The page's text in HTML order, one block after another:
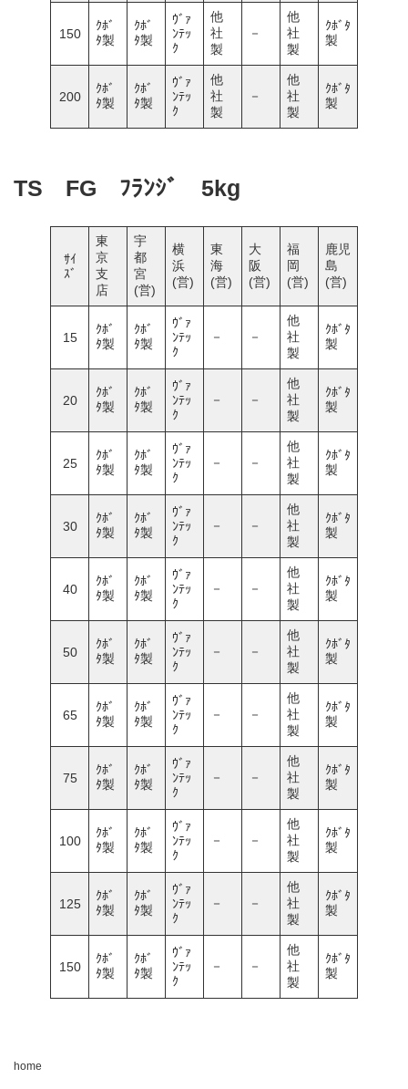
150
ｸﾎﾞ
ﾀ製
ｸﾎﾞ
ﾀ製
ｳﾞｧ
ﾝﾃｯ
ｸ
他
社
製
－
他
社
製
ｸﾎﾞﾀ
製
200
ｸﾎﾞ
ﾀ製
ｸﾎﾞ
ﾀ製
ｳﾞｧ
ﾝﾃｯ
ｸ
他
社
製
－
他
社
製
ｸﾎﾞﾀ
製
TS FG ﾌﾗﾝｼﾞ 5kg
ｻｲ
ｽﾞ
東
京
支
店
宇
都
宮
(営)
横
浜
(営)
東
海
(営)
大
阪
(営)
福
岡
(営)
鹿児
島
(営)
15
ｸﾎﾞ
ﾀ製
ｸﾎﾞ
ﾀ製
ｳﾞｧ
ﾝﾃｯ
ｸ
－ －
他
社
製
ｸﾎﾞﾀ
製
20
ｸﾎﾞ
ﾀ製
ｸﾎﾞ
ﾀ製
ｳﾞｧ
ﾝﾃｯ
ｸ
－ －
他
社
製
ｸﾎﾞﾀ
製
25
ｸﾎﾞ
ﾀ製
ｸﾎﾞ
ﾀ製
ｳﾞｧ
ﾝﾃｯ
ｸ
－ －
他
社
製
ｸﾎﾞﾀ
製
30
ｸﾎﾞ
ﾀ製
ｸﾎﾞ
ﾀ製
ｳﾞｧ
ﾝﾃｯ
ｸ
－ －
他
社
製
ｸﾎﾞﾀ
製
40
ｸﾎﾞ
ﾀ製
ｸﾎﾞ
ﾀ製
ｳﾞｧ
ﾝﾃｯ
ｸ
－ －
他
社
製
ｸﾎﾞﾀ
製
50
ｸﾎﾞ
ﾀ製
ｸﾎﾞ
ﾀ製
ｳﾞｧ
ﾝﾃｯ
ｸ
－ －
他
社
製
ｸﾎﾞﾀ
製
65
ｸﾎﾞ
ﾀ製
ｸﾎﾞ
ﾀ製
ｳﾞｧ
ﾝﾃｯ
ｸ
－ －
他
社
製
ｸﾎﾞﾀ
製
75
ｸﾎﾞ
ﾀ製
ｸﾎﾞ
ﾀ製
ｳﾞｧ
ﾝﾃｯ
ｸ
－ －
他
社
製
ｸﾎﾞﾀ
製
100
ｸﾎﾞ
ﾀ製
ｸﾎﾞ
ﾀ製
ｳﾞｧ
ﾝﾃｯ
ｸ
－ －
他
社
製
ｸﾎﾞﾀ
製
125
ｸﾎﾞ
ﾀ製
ｸﾎﾞ
ﾀ製
ｳﾞｧ
ﾝﾃｯ
ｸ
－ －
他
社
製
ｸﾎﾞﾀ
製
150
ｸﾎﾞ
ﾀ製
ｸﾎﾞ
ﾀ製
ｳﾞｧ
ﾝﾃｯ
ｸ
－ －
他
社
製
ｸﾎﾞﾀ
製
home